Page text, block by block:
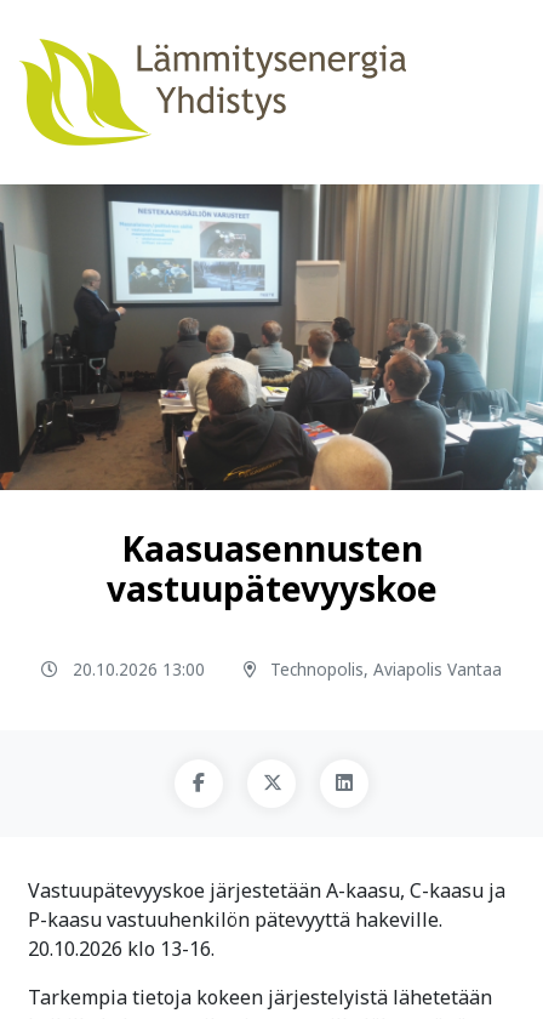
Kaasuasennusten
vastuupätevyyskoe
20.10.2026 13:00 Technopolis, Aviapolis Vantaa
Vastuupätevyyskoe järjestetään A-kaasu, C-kaasu ja
P-kaasu vastuuhenkilön pätevyyttä hakeville.
20.10.2026 klo 13-16.
Tarkempia tietoja kokeen järjestelyistä lähetetään